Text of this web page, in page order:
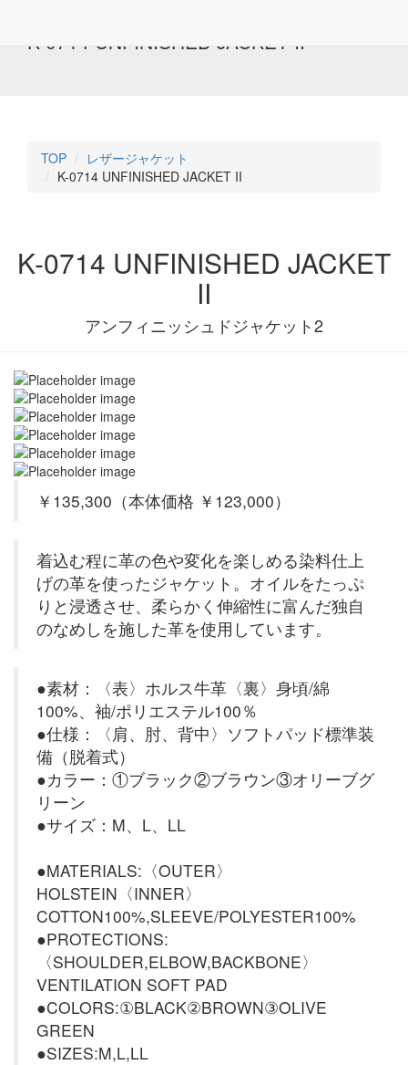
K-0714 UNFINISHED JACKET II
TOP
レザージャケット
K-0714 UNFINISHED JACKET II
K-0714 UNFINISHED JACKET
II
アンフィニッシュドジャケット2
￥135,300（本体価格 ￥123,000）
着込む程に革の色や変化を楽しめる染料仕上
げの革を使ったジャケット。オイルをたっぷ
りと浸透させ、柔らかく伸縮性に富んだ独自
のなめしを施した革を使用しています。
●素材：〈表〉ホルス牛革〈裏〉身頃/綿
100%、袖/ポリエステル100％
●仕様：〈肩、肘、背中〉ソフトパッド標準装
備（脱着式）
●カラー：①ブラック②ブラウン③オリーブグ
リーン
●サイズ：M、L、LL
●MATERIALS:〈OUTER〉
HOLSTEIN〈INNER〉
COTTON100%,SLEEVE/POLYESTER100%
●PROTECTIONS:
〈SHOULDER,ELBOW,BACKBONE〉
VENTILATION SOFT PAD
●COLORS:①BLACK②BROWN③OLIVE
GREEN
●SIZES:M,L,LL